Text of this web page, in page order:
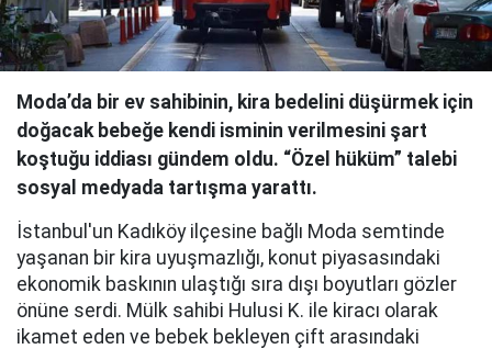
Moda’da bir ev sahibinin, kira bedelini düşürmek için
doğacak bebeğe kendi isminin verilmesini şart
koştuğu iddiası gündem oldu. “Özel hüküm” talebi
sosyal medyada tartışma yarattı.
İstanbul'un Kadıköy ilçesine bağlı Moda semtinde
yaşanan bir kira uyuşmazlığı, konut piyasasındaki
ekonomik baskının ulaştığı sıra dışı boyutları gözler
önüne serdi. Mülk sahibi Hulusi K. ile kiracı olarak
ikamet eden ve bebek bekleyen çift arasındaki